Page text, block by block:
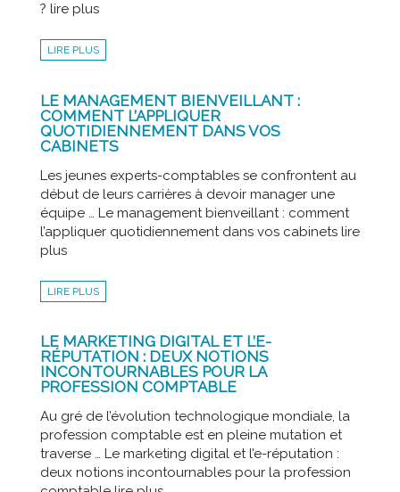
? lire plus
LIRE PLUS
LE MANAGEMENT BIENVEILLANT :
COMMENT L’APPLIQUER
QUOTIDIENNEMENT DANS VOS
CABINETS
Les jeunes experts-comptables se confrontent au
début de leurs carrières à devoir manager une
équipe … Le management bienveillant : comment
l’appliquer quotidiennement dans vos cabinets lire
plus
LIRE PLUS
LE MARKETING DIGITAL ET L’E-
RÉPUTATION : DEUX NOTIONS
INCONTOURNABLES POUR LA
PROFESSION COMPTABLE
Au gré de l’évolution technologique mondiale, la
profession comptable est en pleine mutation et
traverse … Le marketing digital et l’e-réputation :
deux notions incontournables pour la profession